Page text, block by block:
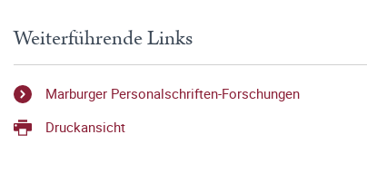
Weiterführende Links
Marburger Personalschriften-Forschungen
Druckansicht